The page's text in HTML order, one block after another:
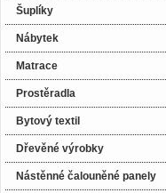
Šuplíky
Nábytek
Matrace
Prostěradla
Bytový textil
Dřevěné výrobky
Nástěnné čalouněné panely